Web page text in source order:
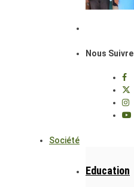
Nous Suivre
Société
Education